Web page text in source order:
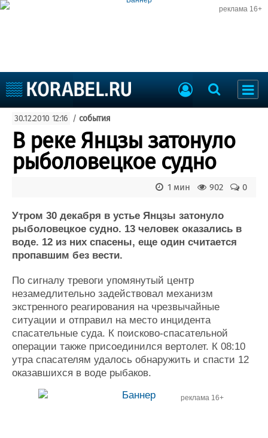
реклама 16+
Судоходство
Судоремонт
События
Пресс-релизы
Порты
Рыболовство
Еще
Судостроение
Пульс
Компании
Репутация
Работа
Крюинг
Реклама
Торговая площадка
Доска объявлений
Оборудование
Изделия
Материалы
Услуги
Конференции
Флот
30.12.2010 12:16 / события
В реке Янцзы затонуло
рыболовецкое судно
0
902
1 мин
Утром 30 декабря в устье Янцзы затонуло
рыболовецкое судно. 13 человек оказались в
воде. 12 из них спасены, еще один считается
пропавшим без вести.
По сигналу тревоги упомянутый центр
незамедлительно задействовал механизм
экстренного реагирования на чрезвычайные
ситуации и отправил на место инцидента
спасательные суда. К поисково-спасательной
операции также присоединился вертолет. К 08:10
утра спасателям удалось обнаружить и спасти 12
оказавшихся в воде рыбаков.
реклама 16+